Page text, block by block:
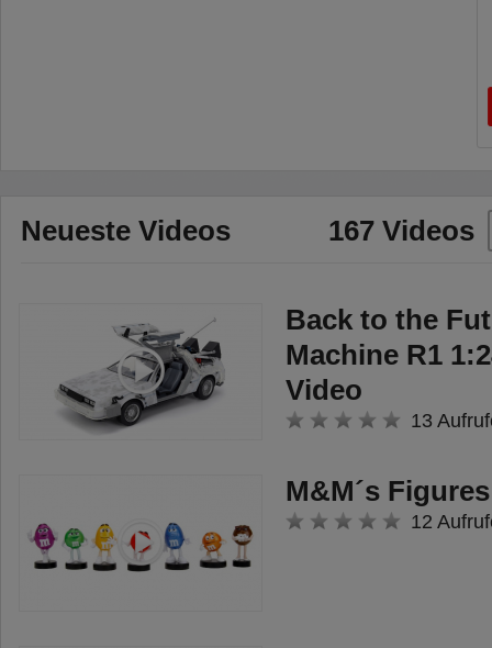
Neueste Videos 167 Videos
Back to the
Machine R1
Video
13
M&M´s
12